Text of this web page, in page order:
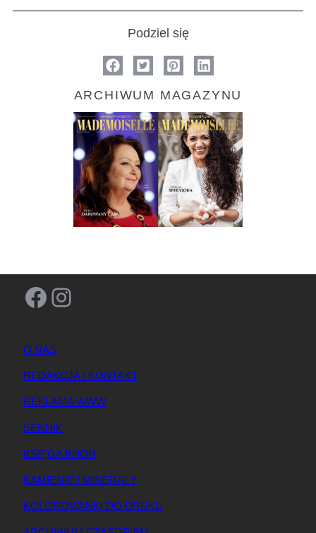
Podziel się
ARCHIWUM MAGAZYNU
Facebook Instagram
O NAS
REDAKCJA / KONTAKT
REKLAMA WWW
SENNIK
KSIĘGA IMION
KAMIENIE I MINERAŁY
KOLOROWANKI DO DRUKU